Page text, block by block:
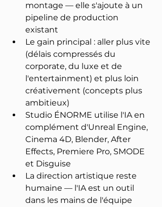
montage — elle s'ajoute à un
pipeline de production
existant
Le gain principal : aller plus vite
(délais compressés du
corporate, du luxe et de
l'entertainment) et plus loin
créativement (concepts plus
ambitieux)
Studio ÉNORME utilise l'IA en
complément d'Unreal Engine,
Cinema 4D, Blender, After
Effects, Premiere Pro, SMODE
et Disguise
La direction artistique reste
humaine — l'IA est un outil
dans les mains de l'équipe